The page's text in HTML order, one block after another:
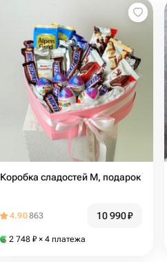
Коробка сладостей М, подарок
4.90863 10 990₽
2 748 ₽ × 4 платежа